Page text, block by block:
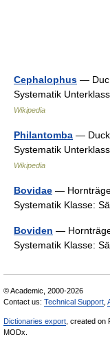
Cephalophus —
Systematik
Wikipedia
Philantomba —
Systematik
Wikipedia
Bovidae —
Systematik Klasse:
Boviden —
Systematik Klasse:
© Academic, 2000-2026
Contact us: Technical Support
Dictionaries export , created on
MODx.